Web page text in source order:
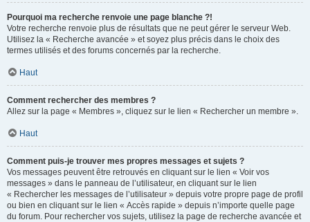
Pourquoi ma recherche renvoie une page blanche ?!
Votre recherche renvoie plus de résultats que ne peut gérer le serveur Web.
Utilisez la « Recherche avancée » et soyez plus précis dans le choix des
termes utilisés et des forums concernés par la recherche.
Haut
Comment rechercher des membres ?
Allez sur la page « Membres », cliquez sur le lien « Rechercher un membre ».
Haut
Comment puis-je trouver mes propres messages et sujets ?
Vos messages peuvent être retrouvés en cliquant sur le lien « Voir vos
messages » dans le panneau de l’utilisateur, en cliquant sur le lien
« Rechercher les messages de l’utilisateur » depuis votre propre page de profil
ou bien en cliquant sur le lien « Accès rapide » depuis n’importe quelle page
du forum. Pour rechercher vos sujets, utilisez la page de recherche avancée et